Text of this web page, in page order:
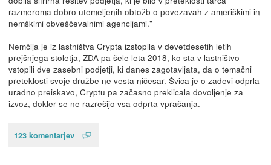
razmeroma dobro utemeljenih obtožb o povezavah z ameriškimi in
nemškimi obveščevalnimi agencijami."
Nemčija je iz lastništva Crypta izstopila v devetdesetih letih
prejšnjega stoletja, ZDA pa šele leta 2018, ko sta v lastništvo
vstopili dve zasebni podjetji, ki danes zagotavljata, da o temačni
preteklosti svoje družbe ne vesta ničesar. Švica je o zadevi odprla
uradno preiskavo, Cryptu pa začasno preklicala dovoljenje za
izvoz, dokler se ne razrešijo vsa odprta vprašanja.
123 komentarjev